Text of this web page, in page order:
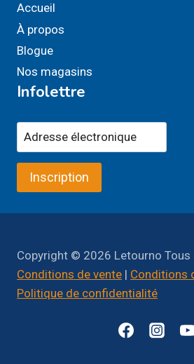
Accueil
À propos
Blogue
Nos magasins
Infolettre
Inscription
Copyright © 2026 Letourno Tous
Conditions de vente | Conditions
Politique de confidentialité